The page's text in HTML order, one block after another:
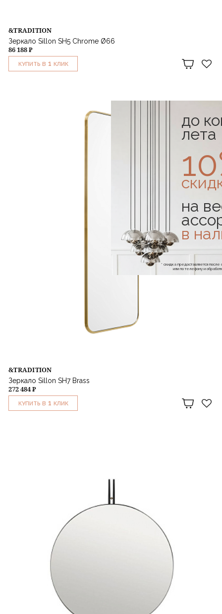
&TRADITION
Зеркало Sillon SH5 Chrome Ø66
86 188 ₽
КУПИТЬ В 1 КЛИК
&TRADITION
Зеркало Sillon SH7 Brass
272 484 ₽
КУПИТЬ В 1 КЛИК
до
лета
на
в
* скидка предоставляется
или по телефону и